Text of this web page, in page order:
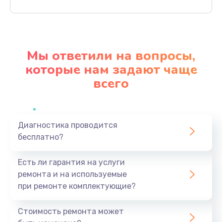
Заказать
Профилактическая чистка
Заказать
1440 руб.
Мы ответили на вопросы,
которые нам задают чаще
всего
Диагностика проводится
бесплатно?
Есть ли гарантия на услуги
ремонта и на используемые
при ремонте комплектующие?
Стоимость ремонта может